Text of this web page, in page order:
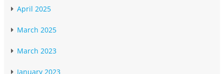
April 2025
March 2025
March 2023
January 2023